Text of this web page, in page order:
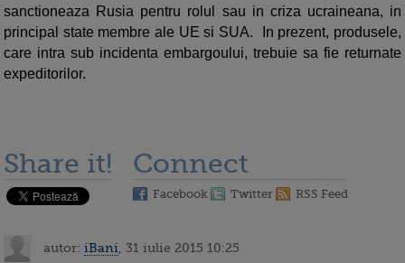
sanctioneaza Rusia pentru rolul sau in criza ucraineana, in
principal state membre ale UE si SUA. In prezent, produsele,
care intra sub incidenta embargoului, trebuie sa fie returnate
expeditorilor.
Share it! Connect
Facebook Twitter RSS Feed
autor: iBani , 31 iulie 2015 10:25